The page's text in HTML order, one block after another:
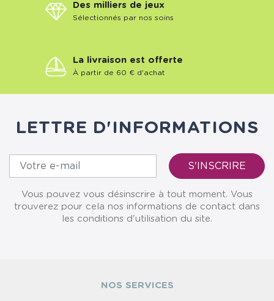
Des milliers de jeux
Sélectionnés par nos soins
La livraison est offerte
À partir de 60 € d'achat
LETTRE D'INFORMATIONS
Vous pouvez vous désinscrire à tout moment. Vous
trouverez pour cela nos informations de contact dans
les conditions d'utilisation du site.
NOS SERVICES